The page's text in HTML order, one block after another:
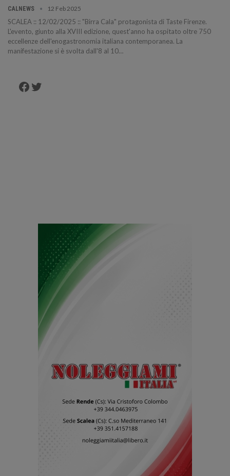
CALNEWS 12 Feb 2025
SCALEA :: 12/02/2025 :: "Birra Cala" protagonista di Taste Firenze.
L'evento, giunto alla XVIII edizione, quest'anno ha ospitato oltre 750
eccellenze dell'enogastronomia italiana contemporanea. La
manifestazione si è svolta dall'8 al 10…
Facebook
Twitter